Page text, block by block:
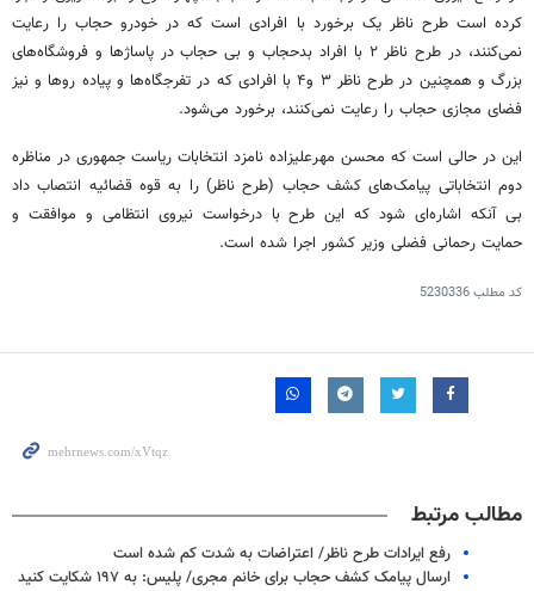
کرده است طرح ناظر یک برخورد با افرادی است که در خودرو حجاب را رعایت
نمی‌کنند، در طرح ناظر ۲ با افراد بدحجاب و بی حجاب در پاساژها و فروشگاه‌های
بزرگ و همچنین در طرح ناظر ۳ و۴ با افرادی که در تفرجگاه‌ها و پیاده روها و نیز
فضای مجازی حجاب را رعایت نمی‌کنند، برخورد می‌شود.
این در حالی است که محسن مهرعلیزاده نامزد انتخابات ریاست جمهوری در مناظره
دوم انتخاباتی پیامک‌های کشف حجاب (طرح ناظر) را به قوه قضائیه انتصاب داد
بی آنکه اشاره‌ای شود که این طرح با درخواست نیروی انتظامی و موافقت و
حمایت رحمانی فضلی وزیر کشور اجرا شده است.
کد مطلب5230336
مطالب مرتبط
رفع ایرادات طرح ناظر/ اعتراضات به شدت کم شده است
ارسال پیامک کشف حجاب برای خانم مجری/ پلیس: به ۱۹۷ شکایت کنید